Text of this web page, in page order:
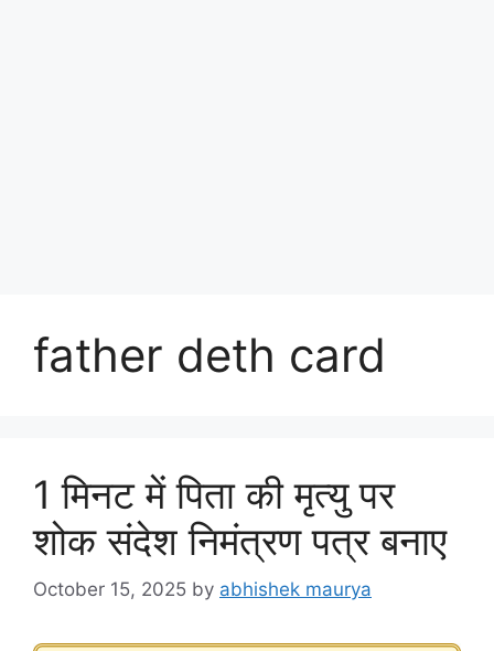
father deth card
1 मिनट में पिता की मृत्यु पर
शोक संदेश निमंत्रण पत्र बनाए
October 15, 2025 by abhishek maurya